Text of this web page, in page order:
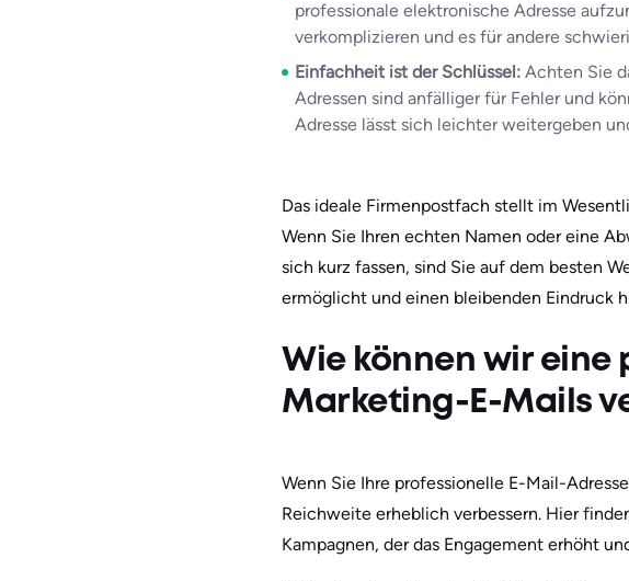
͏professio͏nale ͏elektronische Adresse
verkomplizieren und es für andere
Einfachheit ist der Schlüssel: Achten Sie
Adressen sind anfälliger für Fehler und
Adresse lässt sich leichter weitergeben
Das ideale Firmenpostfach stellt im
Wenn Sie Ihren echten Namen oder eine
sich kurz fassen, sind Sie auf dem besten
ermöglicht und einen bleibenden Eindruck
Wie können wir eine
Marketing-E-Mails
Wenn Sie Ihre professionelle E-Mail-
Reichweite erheblich verbessern. Hier
Kampagnen, der das Engagement erhöht